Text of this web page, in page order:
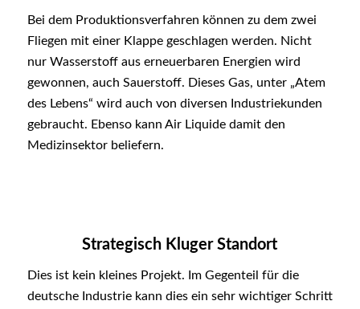
Bei dem Produktionsverfahren können zu dem zwei
Fliegen mit einer Klappe geschlagen werden. Nicht
nur Wasserstoff aus erneuerbaren Energien wird
gewonnen, auch Sauerstoff. Dieses Gas, unter „Atem
des Lebens“ wird auch von diversen Industriekunden
gebraucht. Ebenso kann Air Liquide damit den
Medizinsektor beliefern.
Strategisch Kluger Standort
Dies ist kein kleines Projekt. Im Gegenteil für die
deutsche Industrie kann dies ein sehr wichtiger Schritt